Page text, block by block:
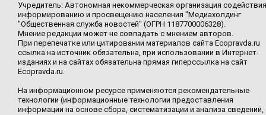
Учредитель: Автономная некоммерческая организация содействия
информированию и просвещению населения "Медиахолдинг
"Общественная служба новостей" (ОГРН 1187700006328).
Мнение редакции может не совпадать с мнением авторов.
При перепечатке или цитировании материалов сайта Ecopravda.ru
ссылка на источник обязательна, при использовании в Интернет-
изданиях и на сайтах обязательна прямая гиперссылка на сайт
Ecopravda.ru.
На информационном ресурсе применяются рекомендательные
технологии (информационные технологии предоставления
информации на основе сбора, систематизации и анализа сведений,